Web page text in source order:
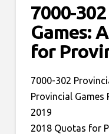
7000-
Games:
for
7000-302
Provincial Games
2019
2018 Quotas for